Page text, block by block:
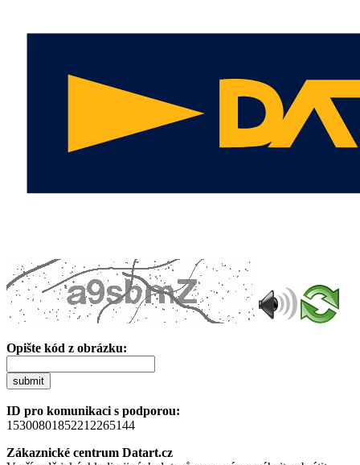
Opište kód z obrázku:
submit
ID pro komunikaci s podporou:
15300801852212265144
Zákaznické centrum Datart.cz